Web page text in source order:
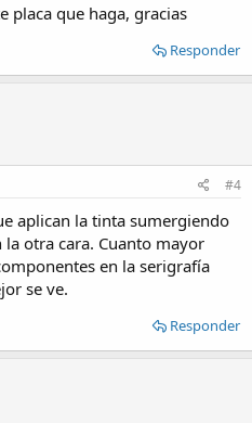
placa que haga, gracias
Responder
#4
aplican la tinta sumergiendo
otra cara. Cuanto mayor
en la serigrafía
se ve.
Responder